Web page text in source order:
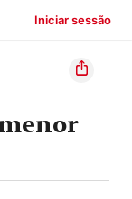
Iniciar sessão